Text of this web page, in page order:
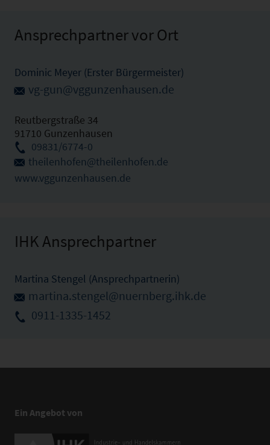
Ansprechpartner vor Ort
Dominic Meyer (Erster Bürgermeister)
vg-gun@vggunzenhausen.de
Reutbergstraße 34
91710 Gunzenhausen
09831/6774-0
theilenhofen@theilenhofen.de
www.vggunzenhausen.de
IHK Ansprechpartner
Martina Stengel (Ansprechpartnerin)
martina.stengel@nuernberg.ihk.de
0911-1335-1452
Ein Angebot von